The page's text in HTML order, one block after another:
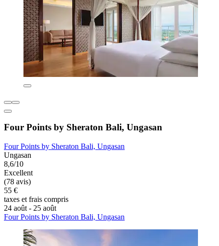
Four Points by Sheraton Bali, Ungasan
Four Points by Sheraton Bali, Ungasan
Ungasan
8,6/10
Excellent
(78 avis)
55 €
taxes et frais compris
24 août - 25 août
Four Points by Sheraton Bali, Ungasan